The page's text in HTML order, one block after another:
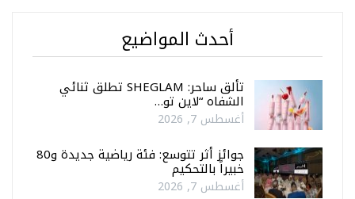
أحدث المواضيع
تألق ساحر: SHEGLAM تطلق ثنائي
الشفاه “لاين تو…
أغسطس 7, 2026
جوائز أثر تتوسع: فئة رياضية جديدة و80
خبيراً بالتحكيم
أغسطس 7, 2026